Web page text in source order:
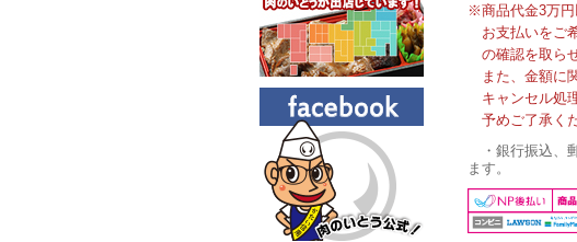
※商品代金3万円
お支払いをご
の確認を取ら
また、金額に
キャンセル処
予めご了承く
・銀行振込、
ます。